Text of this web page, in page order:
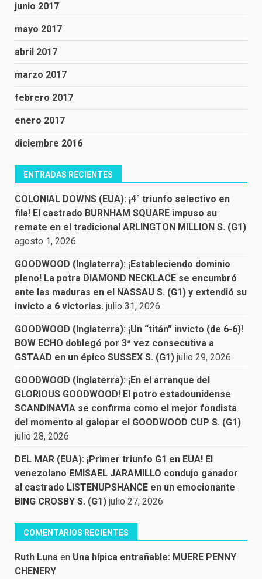
junio 2017
mayo 2017
abril 2017
marzo 2017
febrero 2017
enero 2017
diciembre 2016
ENTRADAS RECIENTES
COLONIAL DOWNS (EUA): ¡4° triunfo selectivo en
fila! El castrado BURNHAM SQUARE impuso su
remate en el tradicional ARLINGTON MILLION S. (G1)
agosto 1, 2026
GOODWOOD (Inglaterra): ¡Estableciendo dominio
pleno! La potra DIAMOND NECKLACE se encumbró
ante las maduras en el NASSAU S. (G1) y extendió su
invicto a 6 victorias. julio 31, 2026
GOODWOOD (Inglaterra): ¡Un “titán” invicto (de 6-6)!
BOW ECHO doblegó por 3ª vez consecutiva a
GSTAAD en un épico SUSSEX S. (G1) julio 29, 2026
GOODWOOD (Inglaterra): ¡En el arranque del
GLORIOUS GOODWOOD! El potro estadounidense
SCANDINAVIA se confirma como el mejor fondista
del momento al galopar el GOODWOOD CUP S. (G1)
julio 28, 2026
DEL MAR (EUA): ¡Primer triunfo G1 en EUA! El
venezolano EMISAEL JARAMILLO condujo ganador
al castrado LISTENUPSHANCE en un emocionante
BING CROSBY S. (G1) julio 27, 2026
COMENTARIOS RECIENTES
Ruth Luna en Una hípica entrañable: MUERE PENNY
CHENERY